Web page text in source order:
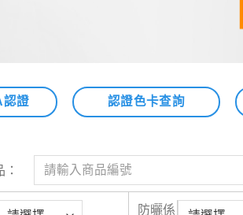
證 認證色卡查詢
防曬係